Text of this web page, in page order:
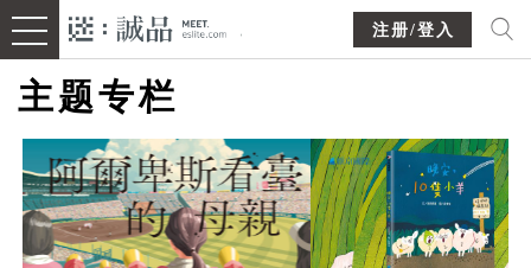
注册/登入
主题专栏